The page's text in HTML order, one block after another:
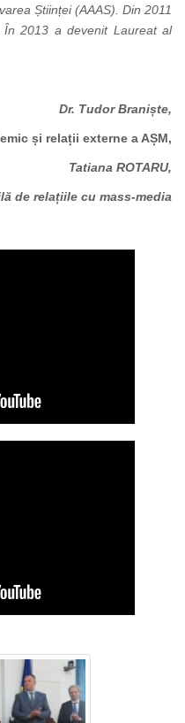
Științei (AAAS). Din 2011
În 2013 a devenit Laureat al
Dr. TudorBraniște,
și relații externe a AȘM,
Tatiana ROTARU,
de relațiile cu mass-media